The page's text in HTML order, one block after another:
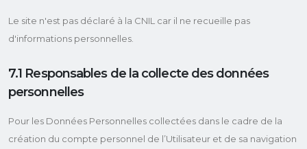
Le site n'est pas déclaré à la CNIL car il ne recueille pas
d'informations personnelles.
7.1 Responsables de la collecte des données
personnelles
Pour les Données Personnelles collectées dans le cadre de la
création du compte personnel de l’Utilisateur et de sa navigation